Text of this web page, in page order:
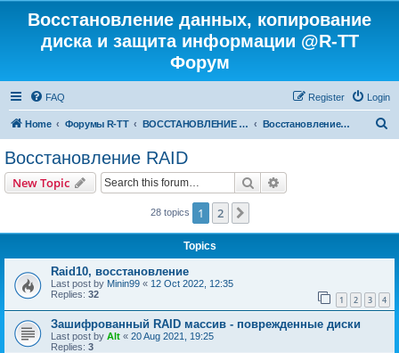
Восстановление данных, копирование
диска и защита информации @R-TT
Форум
FAQ Login
Register
Home Форумы R-TT ВОССТАНОВЛЕНИЕ ДАННЫХ И УДАЛЕННЫХ ФАЙЛОВ Восстановление RAID
Восстановление RAID
New Topic Search
28 topics 1 2
Topics
Raid10, восстановление
Last post by Minin99 « 12 Oct 2022, 12:35
Replies: 32 1 2 3 4
Зашифрованный RAID массив - поврежденные диски
Last post by Alt « 20 Aug 2021, 19:25
Replies: 3